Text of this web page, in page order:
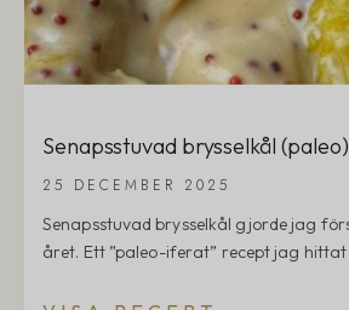
Senapsstuvad brysselkål (paleo)
25 DECEMBER 2025
Senapsstuvad brysselkål gjorde jag
året. Ett ”paleo-iferat” recept jag